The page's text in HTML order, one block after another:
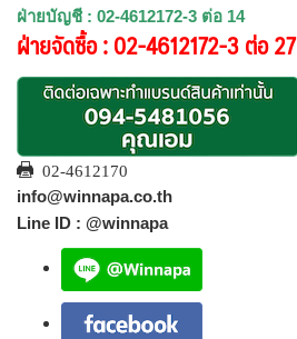
ฝ่ายบัญชี : 02-4612172-3 ต่อ 14
ฝ่ายจัดซื้อ : 02-4612172-3 ต่อ 27
02-4612170
info@winnapa.co.th
Line ID : @winnapa